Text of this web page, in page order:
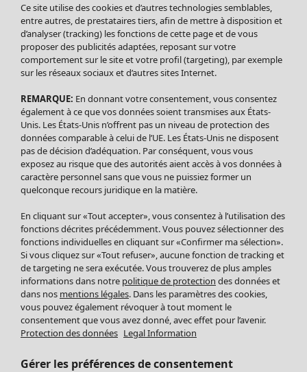
Soldes Vêtements
Tous les vêtements
Robes
Tuniques
Blouses
Tops
Gilets
Pantalon
Jupes
Leggings et collants
Accessoires
Chaussures
Vêtements de bain
Basics
Soldes Mobilier
Bonnes affaires déco
Décoration
Textiles
Tapis
Éponge
Ce site utilise des cookies et d’autres technologies semblables,
entre autres, de prestataires tiers, afin de mettre à disposition et
d’analyser (tracking) les fonctions de cette page et de vous
proposer des publicités adaptées, reposant sur votre
comportement sur le site et votre profil (targeting), par exemple
sur les réseaux sociaux et d’autres sites Internet.
REMARQUE: En donnant votre consentement, vous consentez
également à ce que vos données soient transmises aux États-
Unis. Les États-Unis n’offrent pas un niveau de protection des
données comparable à celui de l’UE. Les États-Unis ne disposent
pas de décision d’adéquation. Par conséquent, vous vous
exposez au risque que des autorités aient accès à vos données à
caractère personnel sans que vous ne puissiez former un
quelconque recours juridique en la matière.
En cliquant sur «Tout accepter», vous consentez à l’utilisation des
fonctions décrites précédemment. Vous pouvez sélectionner des
fonctions individuelles en cliquant sur «Confirmer ma sélection».
Si vous cliquez sur «Tout refuser», aucune fonction de tracking et
de targeting ne sera exécutée. Vous trouverez de plus amples
informations dans notre politique de protection des données et
dans nos mentions légales. Dans les paramètres des cookies,
vous pouvez également révoquer à tout moment le
consentement que vous avez donné, avec effet pour l’avenir.
Protection des données Legal Information
Gérer les préférences de consentement